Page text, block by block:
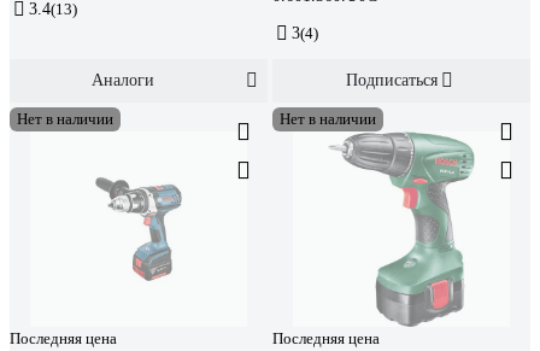
3.4(13)
Аналоги
3(4)
Подписаться
Нет в наличии
Последняя цена
Нет в наличии
Последняя цена